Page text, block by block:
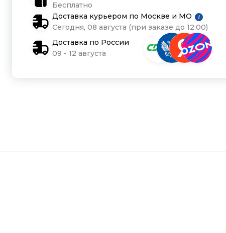
Бесплатно
Доставка курьером по Москве и МО
i
Сегодня, 08 августа (при заказе до 12:00)
Доставка по России
09 - 12 августа